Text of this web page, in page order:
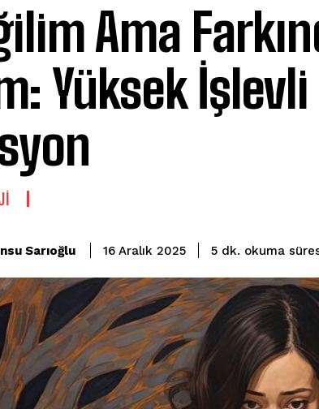
Ama
Yüksek İşlevli
Sarıoğlu 16 Aralık 2025 5 dk. okuma